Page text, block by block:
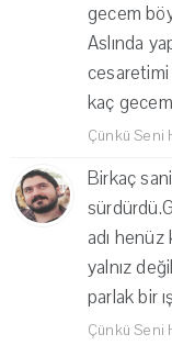
gecem
Aslında
cesaretimi
kaç
Çünkü Seni
Birkaç
adı
yalnız
parlak bir
Çünkü Seni